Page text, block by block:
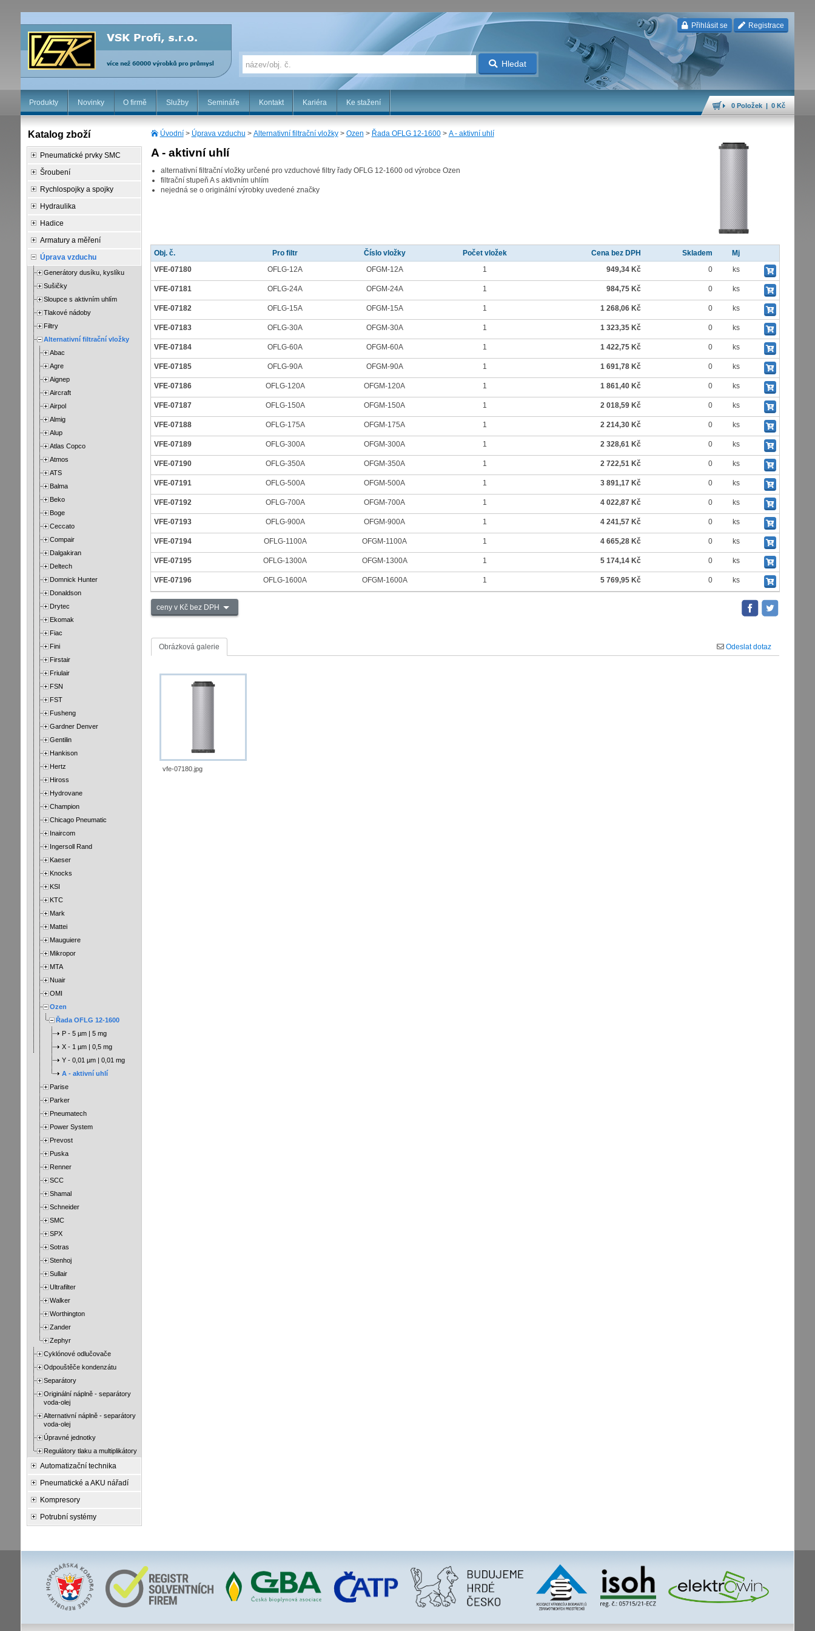
Přihlásit se Registrace
Hledat
Produkty Novinky O firmě Služby Semináře Kontakt Kariéra Ke stažení 0 Položek | 0 Kč
Úvodní> Úprava vzduchu > Alternativní filtrační vložky> Ozen > Řada OFLG 12-1600> A - aktivní uhlí
A - aktivní uhlí
alternativní filtrační vložky určené pro vzduchové filtry řady OFLG 12-1600 od výrobce Ozen
filtrační stupeň A s aktivním uhlím
nejedná se o originální výrobky uvedené značky
Obj. č. Pro filtr Číslo vložky Počet vložek Cena bez DPH Skladem
Mj
VFE-07180
OFLG-12A OFGM-12A 1 949,34 Kč 0 ks
VFE-07181 OFLG-24A OFGM-24A 1 984,75 Kč 0 ks
VFE-07182 OFLG-15A OFGM-15A 1 1 268,06 Kč 0 ks
VFE-07183 OFLG-30A OFGM-30A 1 1 323,35 Kč 0 ks
VFE-07184 OFLG-60A OFGM-60A 1 1 422,75 Kč 0 ks
VFE-07185 OFLG-90A OFGM-90A 1 1 691,78 Kč 0 ks
VFE-07186 OFLG-120A OFGM-120A 1 1 861,40 Kč 0 ks
VFE-07187 OFLG-150A OFGM-150A 1 2 018,59 Kč 0 ks
VFE-07188 OFLG-175A OFGM-175A 1 2 214,30 Kč 0 ks
VFE-07189 OFLG-300A OFGM-300A 1 2 328,61 Kč 0 ks
VFE-07190 OFLG-350A OFGM-350A 1 2 722,51 Kč 0 ks
VFE-07191 OFLG-500A OFGM-500A 1 3 891,17 Kč 0 ks
VFE-07192 OFLG-700A OFGM-700A 1 4 022,87 Kč 0 ks
VFE-07193 OFLG-900A OFGM-900A 1 4 241,57 Kč 0 ks
VFE-07194 OFLG-1100A OFGM-1100A 1 4 665,28 Kč 0 ks
VFE-07195 OFLG-1300A OFGM-1300A 1 5 174,14 Kč 0 ks
VFE-07196 OFLG-1600A OFGM-1600A 1 5 769,95 Kč 0 ks
ceny v Kč bez DPH
Obrázková galerie Odeslat dotaz
vfe-07180.jpg
Katalog zboží
Pneumatické prvky SMC
Šroubení
Rychlospojky a spojky
Hydraulika
Hadice
Armatury a měření
Úprava vzduchu
Generátory dusíku, kyslíku
Sušičky
Sloupce s aktivním uhlím
Tlakové nádoby
Filtry
Alternativní filtrační vložky
Abac
Agre
Aignep
Aircraft
Airpol
Almig
Alup
Atlas Copco
Atmos
ATS
Balma
Beko
Boge
Ceccato
Compair
Dalgakiran
Deltech
Domnick Hunter
Donaldson
Drytec
Ekomak
Fiac
Fini
Firstair
Friulair
FSN
FST
Fusheng
Gardner Denver
Gentilin
Hankison
Hertz
Hiross
Hydrovane
Champion
Chicago Pneumatic
Inaircom
Ingersoll Rand
Kaeser
Knocks
KSI
KTC
Mark
Mattei
Mauguiere
Mikropor
MTA
Nuair
OMI
Ozen
Řada OFLG 12-1600
P - 5 µm | 5 mg
X - 1 µm | 0,5 mg
Y - 0,01 µm | 0,01 mg
A - aktivní uhlí
Parise
Parker
Pneumatech
Power System
Prevost
Puska
Renner
SCC
Shamal
Schneider
SMC
SPX
Sotras
Stenhoj
Sullair
Ultrafilter
Walker
Worthington
Zander
Zephyr
Cyklónové odlučovače
Odpouštěče kondenzátu
Separátory
Originální náplně - separátory
voda-olej
Alternativní náplně - separátory
voda-olej
Úpravné jednotky
Regulátory tlaku a multiplikátory
Automatizační technika
Pneumatické a AKU nářadí
Kompresory
Potrubní systémy